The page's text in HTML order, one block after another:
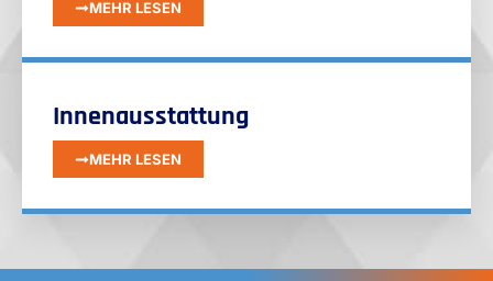
MEHR LESEN
Innenausstattung
MEHR LESEN